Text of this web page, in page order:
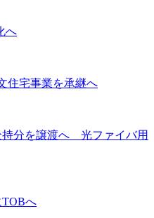
へ
住宅事業を承継へ
持分を譲渡へ 光ファイバ用
へ